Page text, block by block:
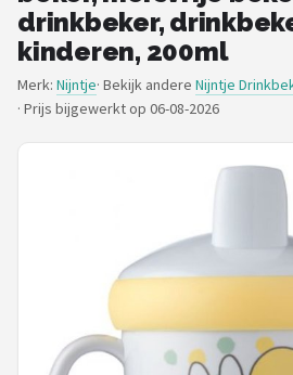
Blog
Speelgoed
Knuffel Cadeaus
Babykleding Cadeaus
POPULAIRE MERKEN
Jollein
drinkbeker,
kinderen, 200ml
Merk: Nijntje· Bekijk andere Nijntje
· Prijs bijgewerkt op 06-08-2026